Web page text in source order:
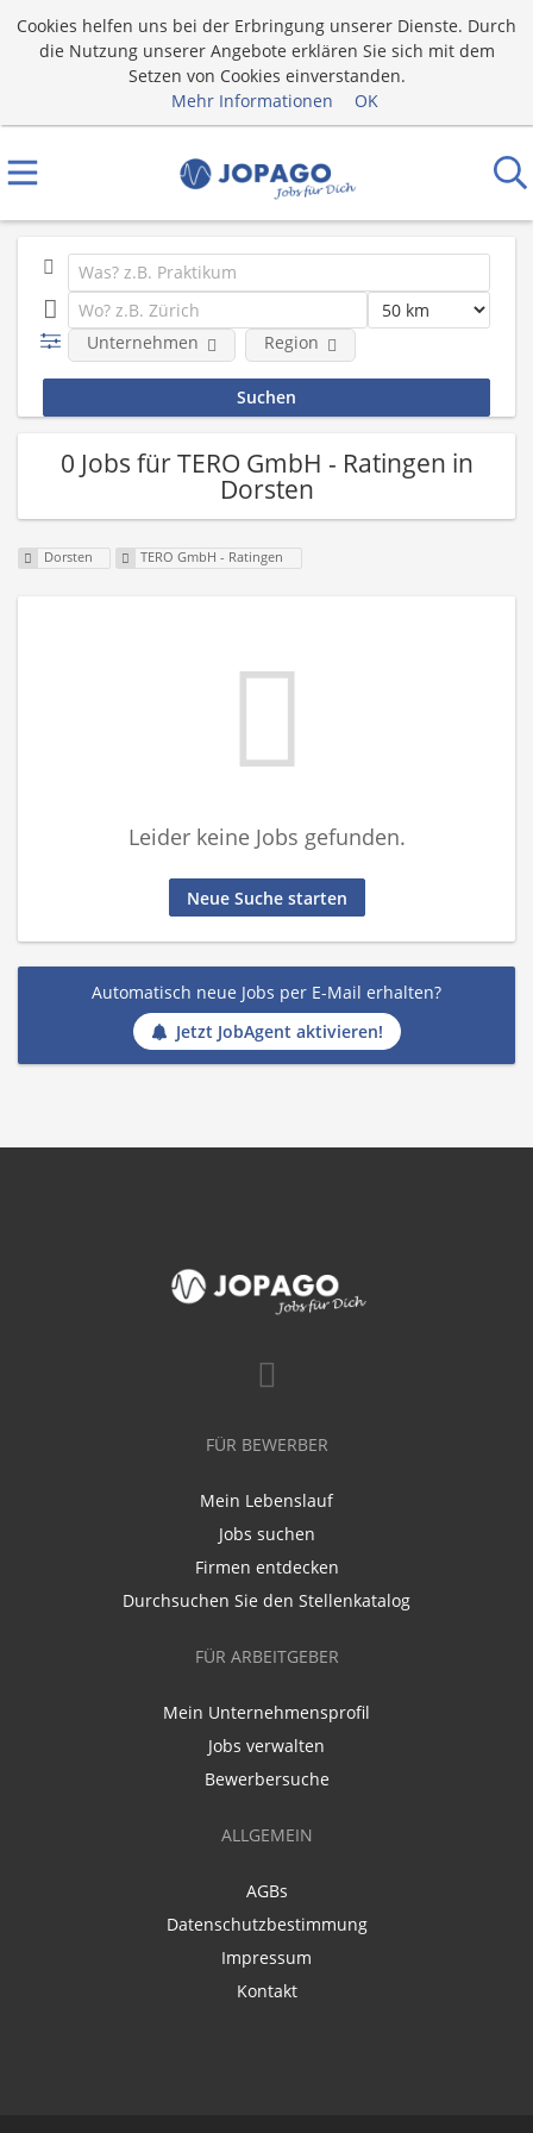
Cookies helfen uns bei der Erbringung unserer Dienste. Durch
die Nutzung unserer Angebote erklären Sie sich mit dem
Setzen von Cookies einverstanden.
Mehr Informationen
OK
Unternehmen Region
0 Jobs für TERO GmbH - Ratingen in
Dorsten
Dorsten TERO GmbH - Ratingen
Leider keine Jobs gefunden.
Neue Suche starten
Automatisch neue Jobs per E-Mail erhalten?
Jetzt JobAgent aktivieren!
FÜR BEWERBER
Mein Lebenslauf
Jobs suchen
Firmen entdecken
Durchsuchen Sie den Stellenkatalog
FÜR ARBEITGEBER
Mein Unternehmensprofil
Jobs verwalten
Bewerbersuche
ALLGEMEIN
AGBs
Datenschutzbestimmung
Impressum
Kontakt